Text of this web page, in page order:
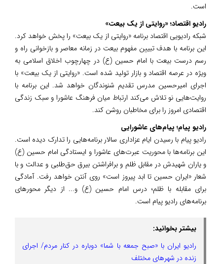
است.
رادیو اقتصاد؛ «روایتی از یک بیعت»
شبکه رادیویی اقتصاد برنامه «روایتی از یک بیعت» را پخش خواهد کرد.
این برنامه با هدف تبیین مفهوم بیعت در زمانه معاصر و بازخوانی راه و
رسم درست بیعت با امام حسین (ع) در چهارچوب اخلاق اسلامی به
ویژه در عرصه اقتصاد و بازار تولید شده است. «روایتی از یک بیعت» با
اجرای امیرحسین مدرس تقدیم شنوندگان خواهد شد. این برنامه با
روایت‌هایی نو تلاش می‌کند ارتباط میان فرهنگ عاشورا و سبک زندگی
اقتصادی امروز را برای مخاطبان روشن کند.
رادیو پیام؛ پیام‌های عاشورایی
رادیو پیام با رسیدن ایام عزاداری سالار برنامه‌هایی را تدارک دیده است.
این برنامه‌ها با محوریت عبرت‌های عاشورا و ایستادگی امام حسین (ع)
و یاران شهیدش در مقابل ظلم و برافراشتن بیرق حق‌طلبی و عدالت و با
شعار «ایران حسین تا ابد پیروز است» روی آنتن خواهد رفت. آمادگی
برای مقابله با ظلم؛ درس امام حسین (ع) و... از دیگر محور‌های
برنامه‌های رادیو پیام است.
بیشتر بخوانید:
رادیو ایران با «صبح جمعه با شما» دوباره در کنار مردم/ اجرای
زنده در شهرهای مختلف